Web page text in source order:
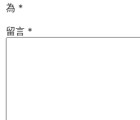
為 *
留言 *